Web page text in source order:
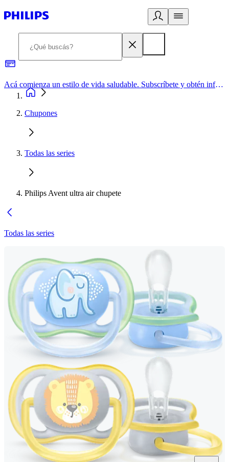
Acá comienza un estilo de vida saludable. Subscríbete y obtén información de primera mano
Chupones
Todas las series
Philips Avent ultra air chupete
Todas las series